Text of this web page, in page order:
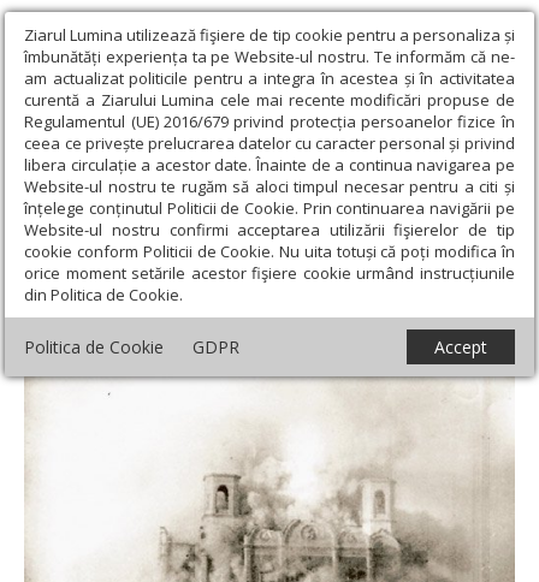
Ziarul Lumina utilizează fişiere de tip cookie pentru a personaliza și
îmbunătăți experiența ta pe Website-ul nostru. Te informăm că ne-
am actualizat politicile pentru a integra în acestea și în activitatea
curentă a Ziarului Lumina cele mai recente modificări propuse de
Regulamentul (UE) 2016/679 privind protecția persoanelor fizice în
ceea ce privește prelucrarea datelor cu caracter personal și privind
libera circulație a acestor date. Înainte de a continua navigarea pe
Website-ul nostru te rugăm să aloci timpul necesar pentru a citi și
înțelege conținutul Politicii de Cookie. Prin continuarea navigării pe
Website-ul nostru confirmi acceptarea utilizării fişierelor de tip
cookie conform Politicii de Cookie. Nu uita totuși că poți modifica în
orice moment setările acestor fişiere cookie urmând instrucțiunile
din Politica de Cookie.
Politica de Cookie GDPR Accept
Ziarul Lumina › Actualitate religioasă › Documentar › „Nimic cu
Dumnezeu“. De ce au luptat comuniştii împotriva religiei?
„Nimic cu Dumnezeu“. De ce au luptat
comuniştii împotriva religiei?